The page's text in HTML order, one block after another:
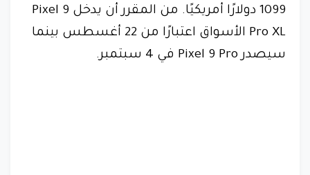
1099 دولارًا أمريكيًا. من المقرر أن يدخل Pixel 9
Pro XL الأسواق اعتبارًا من 22 أغسطس بينما
سيصدر Pixel 9 Pro في 4 سبتمبر.